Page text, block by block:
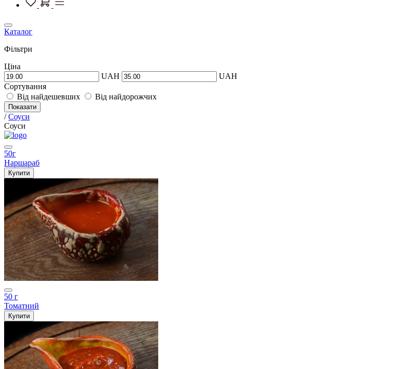
Каталог
Фільтри
Ціна
UAH
UAH
Сортування
Від найдешевших
Від найдорожчих
Показати
/ Соуси
Соуси
50г
Наршараб
Купити
50 г
Томатний
Купити